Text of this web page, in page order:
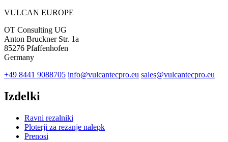
VULCAN EUROPE
OT Consulting UG
Anton Bruckner Str. 1a
85276 Pfaffenhofen
Germany
+49 8441 9088705 info@vulcantecpro.eu sales@vulcantecpro.eu
Izdelki
Ravni rezalniki
Ploterji za rezanje nalepk
Prenosi